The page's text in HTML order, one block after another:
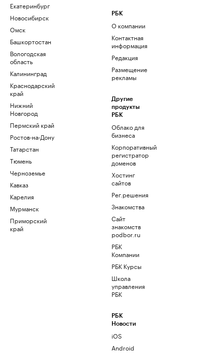
Екатеринбург
Новосибирск
Омск
Башкортостан
Вологодская
область
Калининград
Краснодарский
край
Нижний
Новгород
Пермский край
Ростов-на-Дону
Татарстан
Тюмень
Черноземье
Кавказ
Карелия
Мурманск
Приморский
край
РБК
О компании
Контактная
информация
Редакция
Размещение
рекламы
Другие
продукты
РБК
Облако для
бизнеса
Корпоративный
регистратор
доменов
Хостинг
сайтов
Рег.решения
Знакомства
Сайт
знакомств
podbor.ru
РБК
Компании
РБК Курсы
Школа
управления
РБК
РБК
Новости
iOS
Android